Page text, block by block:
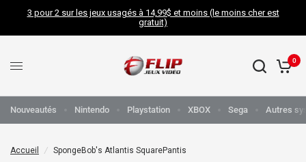
3 pour 2 sur les jeux usagés à 14,99$ et moins (le moins cher est
gratuit)
0
Nouveautés Nintendo Playstation XBOX Sega Autres
Accueil / SpongeBob's Atlantis SquarePantis